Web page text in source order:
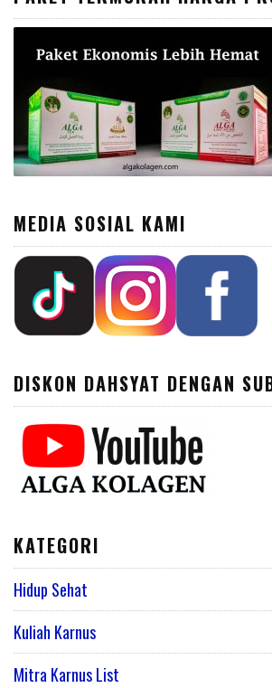
MEDIA SOSIAL KAMI
DISKON DAHSYAT DENGAN
KATEGORI
Hidup Sehat
Kuliah Karnus
Mitra Karnus List